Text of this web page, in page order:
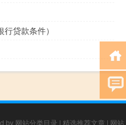
贷款条件）
by 网站分类目录 | 精选推荐文章 | 网站